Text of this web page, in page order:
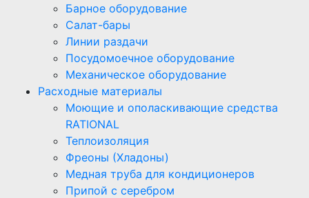
Барное оборудование
Салат-бары
Линии раздачи
Посудомоечное оборудование
Механическое оборудование
Расходные материалы
Моющие и ополаскивающие средства
RATIONAL
Теплоизоляция
Фреоны (Хладоны)
Медная труба для кондиционеров
Припой с серебром